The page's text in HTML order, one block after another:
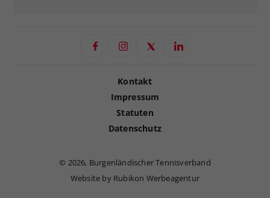
Kontakt
Impressum
Statuten
Datenschutz
© 2026, Burgenländischer Tennisverband
Website by Rubikon Werbeagentur